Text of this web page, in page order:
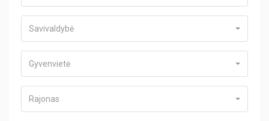
Savivaldybė
Gyvenvietė
Rajonas